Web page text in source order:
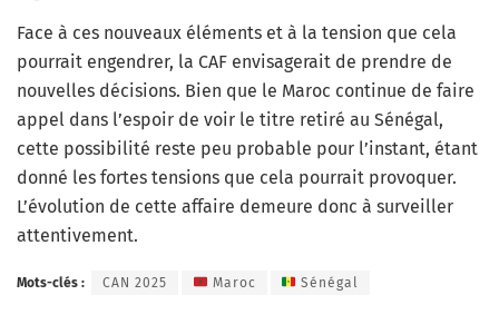
Face à ces nouveaux éléments et à la tension que cela
pourrait engendrer, la CAF envisagerait de prendre de
nouvelles décisions. Bien que le Maroc continue de faire
appel dans l’espoir de voir le titre retiré au Sénégal,
cette possibilité reste peu probable pour l’instant, étant
donné les fortes tensions que cela pourrait provoquer.
L’évolution de cette affaire demeure donc à surveiller
attentivement.
Mots-clés : CAN 2025 Maroc Sénégal